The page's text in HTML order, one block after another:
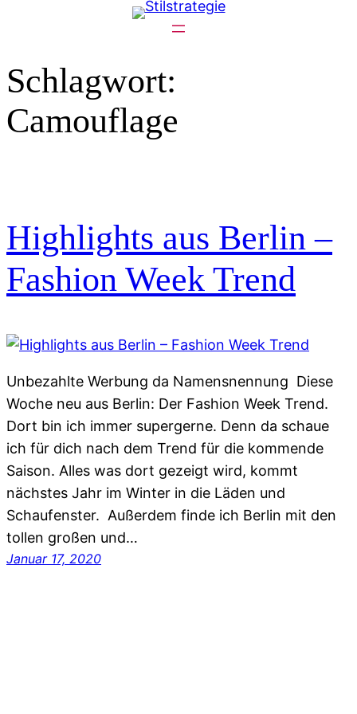
Schlagwort:
Camouflage
Highlights aus Berlin –
Fashion Week Trend
Unbezahlte Werbung da Namensnennung Diese
Woche neu aus Berlin: Der Fashion Week Trend.
Dort bin ich immer supergerne. Denn da schaue
ich für dich nach dem Trend für die kommende
Saison. Alles was dort gezeigt wird, kommt
nächstes Jahr im Winter in die Läden und
Schaufenster. Außerdem finde ich Berlin mit den
tollen großen und…
Januar 17, 2020